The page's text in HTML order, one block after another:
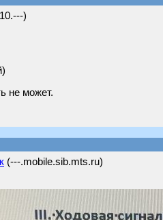
)
не может.
(---.mobile.sib.mts.ru)